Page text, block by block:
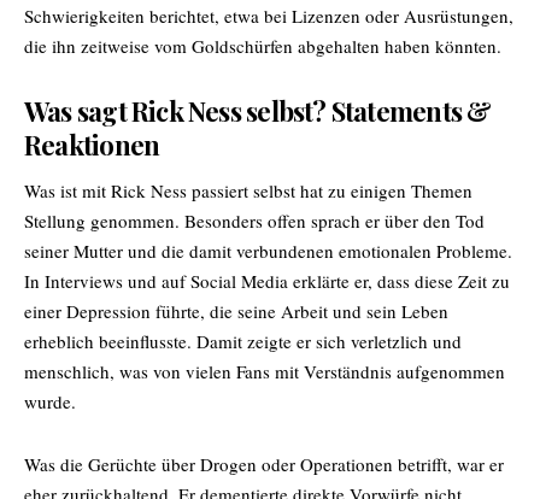
Schwierigkeiten berichtet, etwa bei Lizenzen oder Ausrüstungen,
die ihn zeitweise vom Goldschürfen abgehalten haben könnten.
Was sagt Rick Ness selbst? Statements &
Reaktionen
Was ist mit Rick Ness passiert selbst hat zu einigen Themen
Stellung genommen. Besonders offen sprach er über den Tod
seiner Mutter und die damit verbundenen emotionalen Probleme.
In Interviews und auf Social Media erklärte er, dass diese Zeit zu
einer Depression führte, die seine Arbeit und sein Leben
erheblich beeinflusste. Damit zeigte er sich verletzlich und
menschlich, was von vielen Fans mit Verständnis aufgenommen
wurde.
Was die Gerüchte über Drogen oder Operationen betrifft, war er